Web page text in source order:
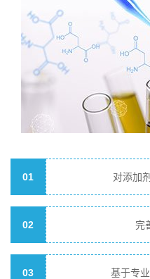
01 对添加
02 完
03 基于专